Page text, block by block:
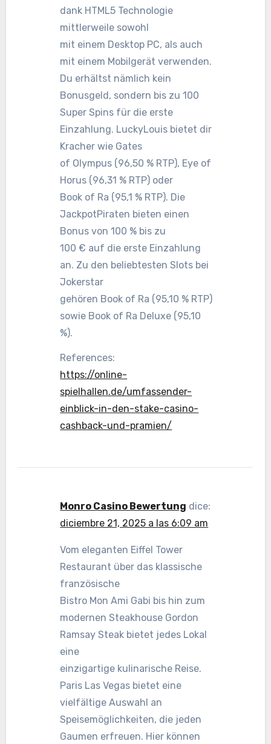
dank HTML5 Technologie
mittlerweile sowohl
mit einem Desktop PC, als auch
mit einem Mobilgerät verwenden.
Du erhältst nämlich kein
Bonusgeld, sondern bis zu 100
Super Spins für die erste
Einzahlung. LuckyLouis bietet dir
Kracher wie Gates
of Olympus (96,50 % RTP), Eye of
Horus (96,31 % RTP) oder
Book of Ra (95,1 % RTP). Die
JackpotPiraten bieten einen
Bonus von 100 % bis zu
100 € auf die erste Einzahlung
an. Zu den beliebtesten Slots bei
Jokerstar
gehören Book of Ra (95,10 % RTP)
sowie Book of Ra Deluxe (95,10
%).
References:
https://online-
spielhallen.de/umfassender-
einblick-in-den-stake-casino-
cashback-und-pramien/
Monro Casino Bewertung dice:
diciembre 21, 2025 a las 6:09 am
Vom eleganten Eiffel Tower
Restaurant über das klassische
französische
Bistro Mon Ami Gabi bis hin zum
modernen Steakhouse Gordon
Ramsay Steak bietet jedes Lokal
eine
einzigartige kulinarische Reise.
Paris Las Vegas bietet eine
vielfältige Auswahl an
Speisemöglichkeiten, die jeden
Gaumen erfreuen. Hier können